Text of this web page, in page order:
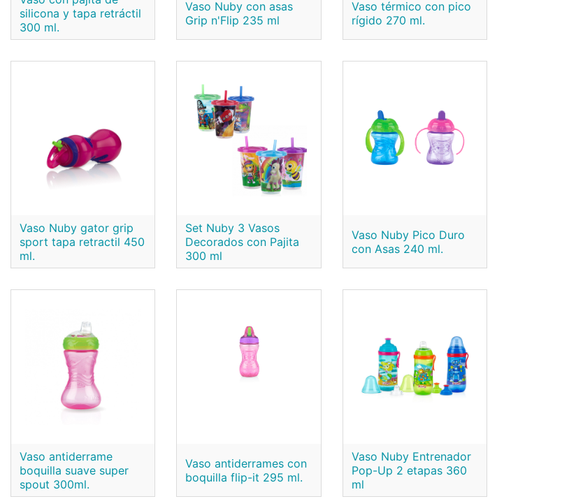
silicona y tapa retráctil
300 ml.
Vaso Nuby con asas
Grip n'Flip 235 ml
Vaso térmico con pico
rígido 270 ml.
Vaso Nuby gator grip
sport tapa retractil 450
ml.
Set Nuby 3 Vasos
Decorados con Pajita
300 ml
Vaso Nuby Pico Duro
con Asas 240 ml.
Vaso antiderrame
boquilla suave super
spout 300ml.
Vaso antiderrames con
boquilla flip-it 295 ml.
Vaso Nuby Entrenador
Pop-Up 2 etapas 360
ml